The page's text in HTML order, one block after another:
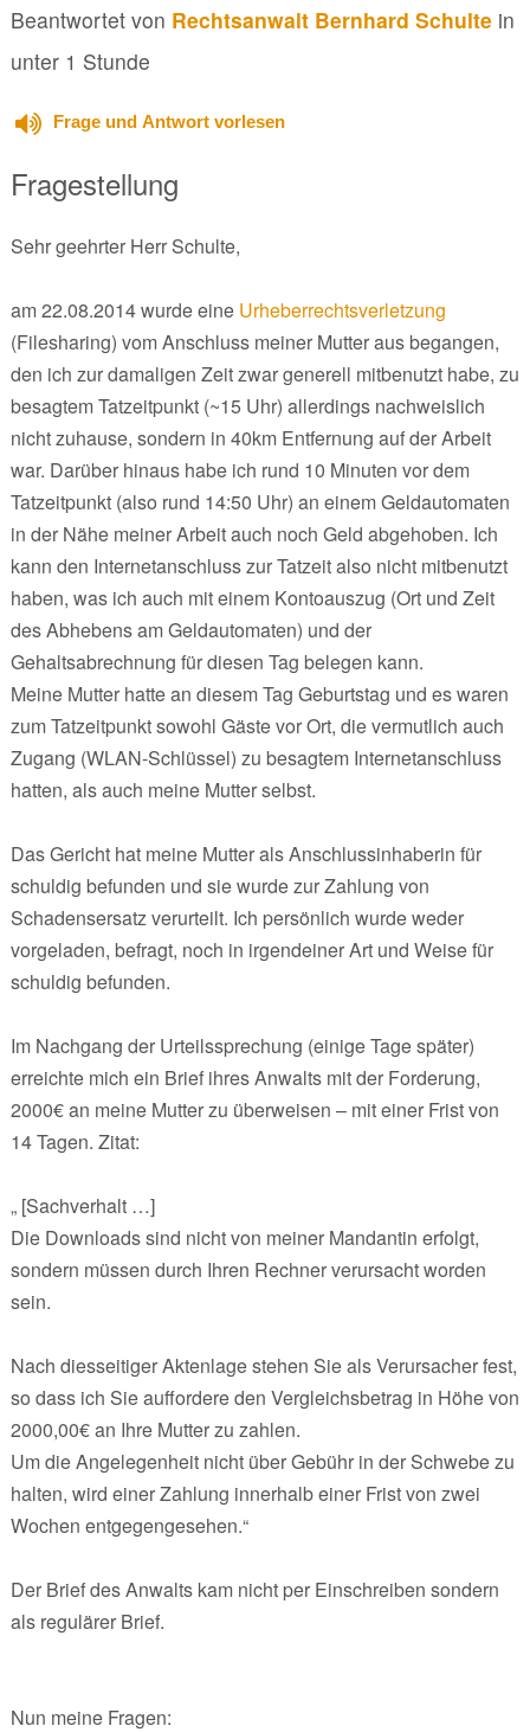
Beantwortet von Rechtsanwalt Bernhard Schultein
unter 1 Stunde
Frage und Antwort vorlesen
Fragestellung
Sehr geehrter Herr Schulte,
am 22.08.2014 wurde eine Urheberrechtsverletzung
(Filesharing) vom Anschluss meiner Mutter aus begangen,
den ich zur damaligen Zeit zwar generell mitbenutzt habe, zu
besagtem Tatzeitpunkt (~15 Uhr) allerdings nachweislich
nicht zuhause, sondern in 40km Entfernung auf der Arbeit
war. Darüber hinaus habe ich rund 10 Minuten vor dem
Tatzeitpunkt (also rund 14:50 Uhr) an einem Geldautomaten
in der Nähe meiner Arbeit auch noch Geld abgehoben. Ich
kann den Internetanschluss zur Tatzeit also nicht mitbenutzt
haben, was ich auch mit einem Kontoauszug (Ort und Zeit
des Abhebens am Geldautomaten) und der
Gehaltsabrechnung für diesen Tag belegen kann.
Meine Mutter hatte an diesem Tag Geburtstag und es waren
zum Tatzeitpunkt sowohl Gäste vor Ort, die vermutlich auch
Zugang (WLAN-Schlüssel) zu besagtem Internetanschluss
hatten, als auch meine Mutter selbst.
Das Gericht hat meine Mutter als Anschlussinhaberin für
schuldig befunden und sie wurde zur Zahlung von
Schadensersatz verurteilt. Ich persönlich wurde weder
vorgeladen, befragt, noch in irgendeiner Art und Weise für
schuldig befunden.
Im Nachgang der Urteilssprechung (einige Tage später)
erreichte mich ein Brief ihres Anwalts mit der Forderung,
2000€ an meine Mutter zu überweisen – mit einer Frist von
14 Tagen. Zitat:
„ [Sachverhalt …]
Die Downloads sind nicht von meiner Mandantin erfolgt,
sondern müssen durch Ihren Rechner verursacht worden
sein.
Nach diesseitiger Aktenlage stehen Sie als Verursacher fest,
so dass ich Sie auffordere den Vergleichsbetrag in Höhe von
2000,00€ an Ihre Mutter zu zahlen.
Um die Angelegenheit nicht über Gebühr in der Schwebe zu
halten, wird einer Zahlung innerhalb einer Frist von zwei
Wochen entgegengesehen.“
Der Brief des Anwalts kam nicht per Einschreiben sondern
als regulärer Brief.
Nun meine Fragen: